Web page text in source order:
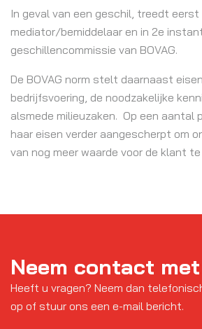
In geval van een geschil, treedt eerst
mediator/bemiddelaar en in 2e
geschillencommissie van BOVAG.
De BOVAG norm stelt daarnaast
bedrijfsvoering, de noodzakelijke
alsmede milieuzaken. Op een aantal
haar eisen verder aangescherpt om
van nog meer waarde voor de klant te
Neem contact
Heeft u vragen? Neem dan
op of stuur ons een e-mail bericht.